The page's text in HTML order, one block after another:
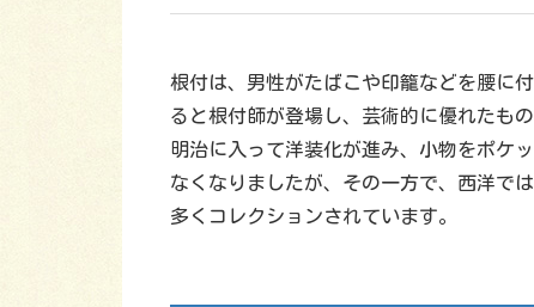
根付は、男性がたばこや印籠などを腰に
ると根付師が登場し、芸術的に優れたもの
明治に入って洋装化が進み、小物をポケ
なくなりましたが、その一方で、西洋で
多くコレクションされています。